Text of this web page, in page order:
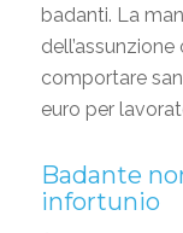
badanti. La
comportare
euro per
Badante
infortunio